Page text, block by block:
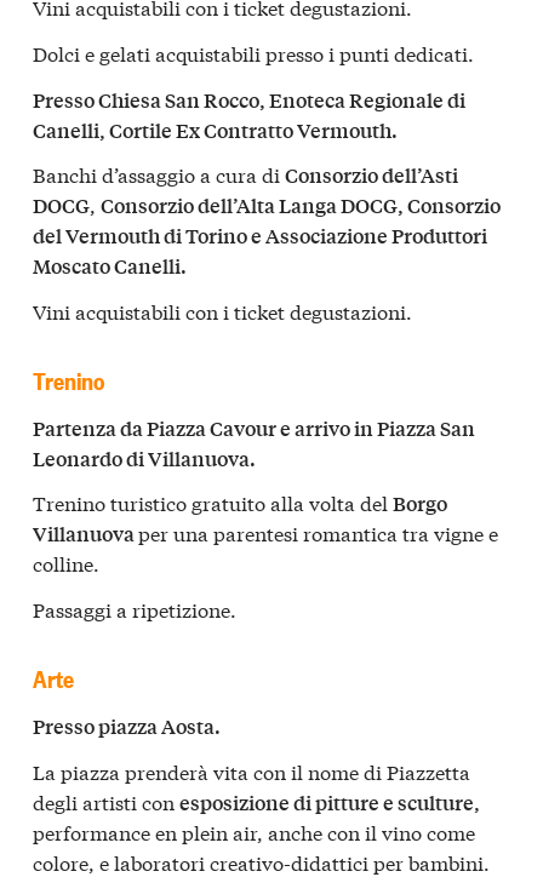
Vini acquistabili con i ticket degustazioni.
Dolci e gelati acquistabili presso i punti dedicati.
Presso Chiesa San Rocco, Enoteca Regionale di
Canelli, Cortile Ex Contratto Vermouth.
Banchi d’assaggio a cura di Consorzio dell’Asti
DOCG, Consorzio dell’Alta Langa DOCG, Consorzio
del Vermouth di Torino e Associazione Produttori
Moscato Canelli.
Vini acquistabili con i ticket degustazioni.
Trenino
Partenza da Piazza Cavour e arrivo in Piazza San
Leonardo di Villanuova.
Trenino turistico gratuito alla volta del Borgo
Villanuovaper una parentesi romantica tra vigne e
colline.
Passaggi a ripetizione.
Arte
Presso piazza Aosta.
La piazza prenderà vita con il nome di Piazzetta
degli artisti con esposizione di pitture e sculture,
performance en plein air, anche con il vino come
colore, e laboratori creativo-didattici per bambini.